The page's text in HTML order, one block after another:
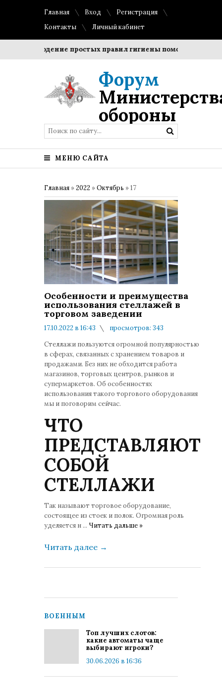
Главная Вход
Регистрация
Контакты
Личный кабинет
Соблюдение простых правил гигиены помогает
Форум
обороны
МЕНЮ САЙТА
Главная »2022 »Октябрь »17
Особенности и преимущества
использования стеллажей в
торговом заведении
17.10.2022 в 16:43
просмотров: 343
Стеллажи пользуются огромной популярностью
в сферах, связанных с хранением товаров и
продажами. Без них не обходится работа
магазинов, торговых центров, рынков и
супермаркетов. Об особенностях
использования такого торгового оборудования
мы и поговорим сейчас.
ЧТО
ПРЕДСТАВЛЯЮТ
СОБОЙ
СТЕЛЛАЖИ
Так называют торговое оборудование,
состоящее из стоек и полок. Огромная роль
уделяется н ... Читать дальше »
Читать далее →
ВОЕННЫМ
Топ лучших слотов:
какие автоматы чаще
выбирают игроки?
30.06.2026 в 16:36